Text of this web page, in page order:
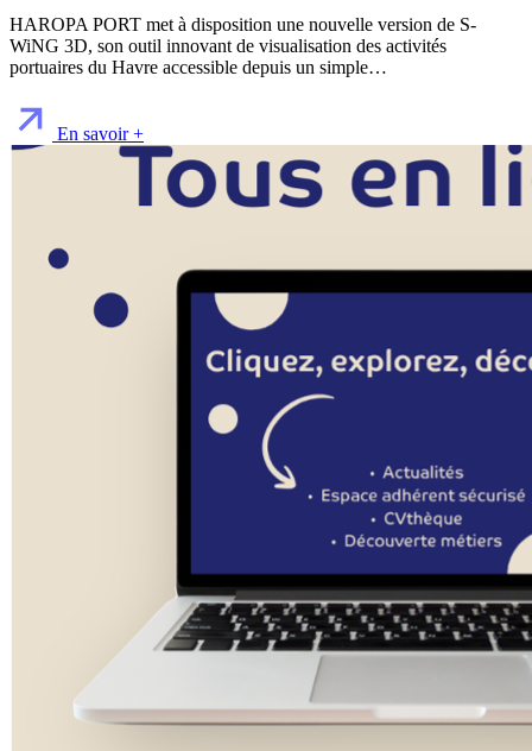
HAROPA PORT met à disposition une nouvelle version de S-
WiNG 3D, son outil innovant de visualisation des activités
portuaires du Havre accessible depuis un simple…
En savoir +